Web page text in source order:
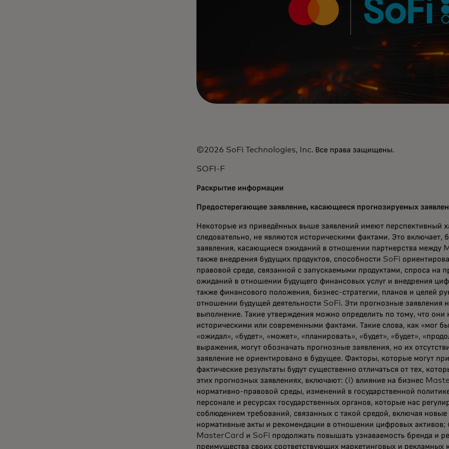
©2026 SoFi Technologies, Inc. Все права защищены.
SOFI-F
Раскрытие информации
Предостерегающее заявление, касающееся прогнозируемых
Некоторые из приведённых выше заявлений имеют перспективный
следовательно, не являются историческими фактами. Это включает,
заявления, касающиеся ожиданий в отношении партнерства
также внедрения будущих продуктов, способности SoFi
правовой среде, связанной с запускаемыми продуктами, спроса на
ожиданий в отношении будущего финансовых услуг и внедрения
также финансового положения, бизнес-стратегии, планов и целей
отношении будущей деятельности SoFi. Эти прогнозные заявления
выполнение. Такие утверждения можно определить по тому, что они
историческими или современными фактами. Такие слова, как «мог
«ожидал», «будет», «может», «планировать», «будет», «будет»,
выражения, могут обозначать прогнозные заявления, но их
заявление не ориентировано в будущее. Факторы, которые могут
фактические результаты будут существенно отличаться от тех,
этих прогнозных заявлениях, включают: (i) влияние на бизнес
нормативно-правовой среды, изменений в государственной
персонале и ресурсах государственных органов, которые нас
соблюдением требований, связанных с такой средой, включая
нормативные акты и рекомендации в отношении цифровых активов;
MasterCard и SoFi продолжать повышать узнаваемость бренда и
преимущества своих соответствующих маркетинговых и рекламных